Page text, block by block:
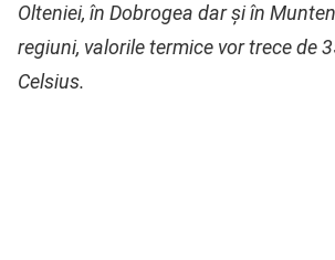
Olteniei, în Dobrogea dar și în
regiuni, valorile termice vor trece de
Celsius.